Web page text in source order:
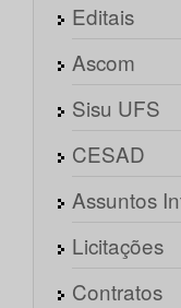
Editais
Ascom
Sisu UFS
CESAD
Assuntos
Licitações
Contratos